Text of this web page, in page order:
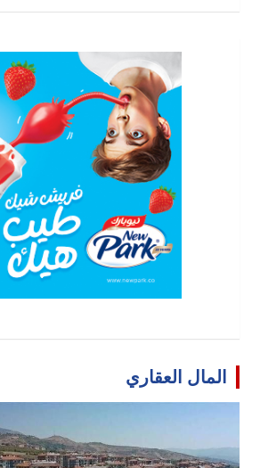
المال العقاري